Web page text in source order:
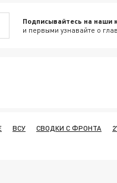
Подписывайтесь на наши
и первыми узнавайте о
ВСУ СВОДКИ С ФРОНТА